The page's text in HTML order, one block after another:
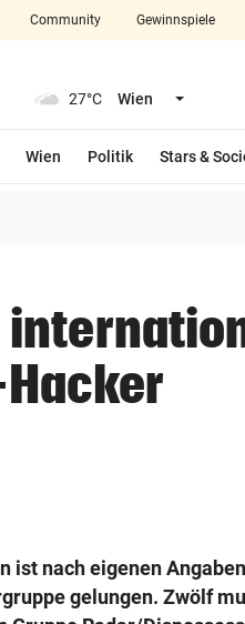
closeSchließen
arrow_right
Community Gewinnspiele
27°C Wien Menü
Wien Politik Stars &
ist nach eigenen
gelungen. Zwölf